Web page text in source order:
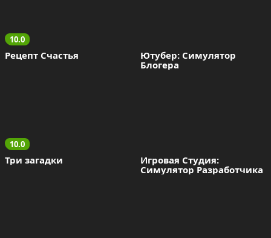
10.0
Рецепт Счастья
Ютубер: Симулятор
Блогера
10.0
Три загадки
Игровая Студия:
Симулятор Разработчика